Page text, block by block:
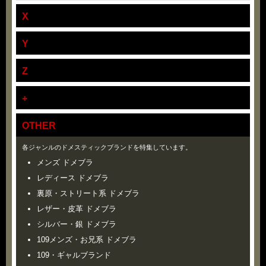
X
Y
Z
+
OTHER
各ジャンルのドメスティックブランドを特集しています。
メンズ ドメブラ
レディース ドメブラ
裏原・ストリート系 ドメブラ
レザー・皮革 ドメブラ
シルバー・銀 ドメブラ
109メンズ・お兄系 ドメブラ
109・ギャルブランド